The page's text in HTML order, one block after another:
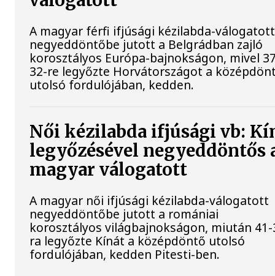
A magyar férfi ifjúsági kézilabda-válogatott
negyeddöntőbe jutott a Belgrádban zajló
korosztályos Európa-bajnokságon, mivel
32-re legyőzte Horvátországot a
utolsó fordulójában, kedden.
Női kézilabda ifjúsági vb:
legyőzésével negyeddöntős
magyar válogatott
A magyar női ifjúsági kézilabda-válogatott
negyeddöntőbe jutott a romániai
korosztályos világbajnokságon, miután
ra legyőzte Kínát a középdöntő utolsó
fordulójában, kedden Pitesti-ben.